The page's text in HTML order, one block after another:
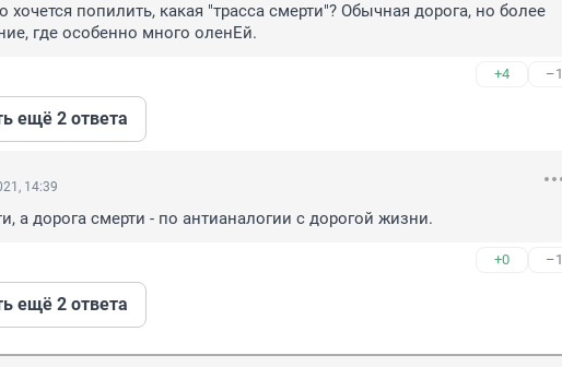
хочется попилить, какая "трасса смерти"? Обычная дорога, но более
где особенно много оленЕй.
+4 –1
ещё 2 ответа
14:39
а дорога смерти - по антианалогии с дорогой жизни.
+0 –1
ещё 2 ответа